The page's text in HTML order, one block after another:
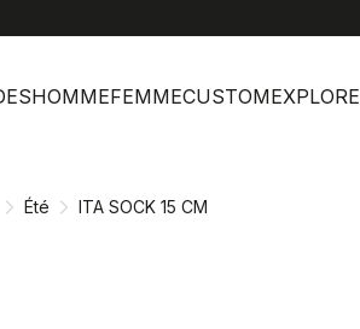
HOMMEFEMMECUSTOMEXPLORE
Été ITA SOCK 15 CM